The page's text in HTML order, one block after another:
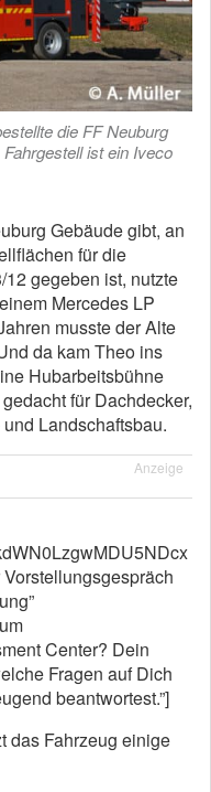
die FF Neuburg
ist ein Iveco
Gebäude gibt, an
für die
gegeben ist, nutzte
Mercedes LP
musste der Alte
da kam Theo ins
Hubarbeitsbühne
für Dachdecker,
Landschaftsbau.
Anzeige
Center? Dein
Fragen auf Dich
beantwortest.”]
das Fahrzeug einige